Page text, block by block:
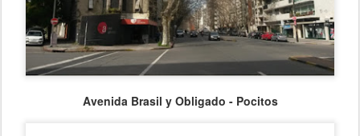
Avenida Brasil y Obligado - Pocitos